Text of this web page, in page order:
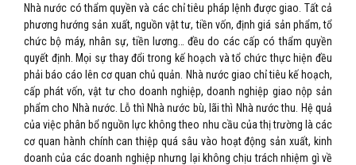
Nhà nước có thẩm quyền và các chỉ tiêu pháp lệnh được giao. Tất cả
phương hướng sản xuất, nguồn vật tư, tiền vốn, định giá sản phẩm, tổ
chức bộ máy, nhân sự, tiền lương… đều do các cấp có thẩm quyền
quyết định. Mọi sự thay đổi trong kế hoạch và tổ chức thực hiện đều
phải báo cáo lên cơ quan chủ quản. Nhà nước giao chỉ tiêu kế hoạch,
cấp phát vốn, vật tư cho doanh nghiệp, doanh nghiệp giao nộp sản
phẩm cho Nhà nước. Lỗ thì Nhà nước bù, lãi thì Nhà nước thu. Hệ quả
của việc phân bổ nguồn lực không theo nhu cầu của thị trường là các
cơ quan hành chính can thiệp quá sâu vào hoạt động sản xuất, kinh
doanh của các doanh nghiệp nhưng lại không chịu trách nhiệm gì về